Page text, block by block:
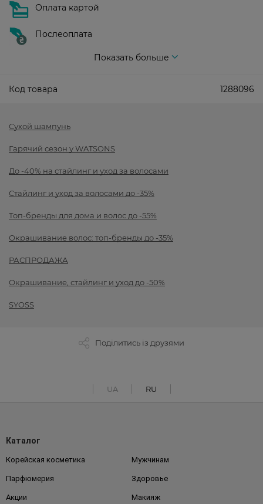
Оплата картой
Послеоплата
Показать больше
Код товара 1288096
Сухой шампунь
Гарячий сезон у WATSONS
До -40% на стайлинг и уход за волосами
Стайлинг и уход за волосами до -35%
Топ-бренды для дома и волос до -55%
Окрашивание волос: топ-бренды до -35%
РАСПРОДАЖА
Окрашивание, стайлинг и уход до -50%
SYOSS
Поділитись із друзями
UA RU
Каталог
Корейская косметика Мужчинам
Парфюмерия Здоровье
Акции Макияж